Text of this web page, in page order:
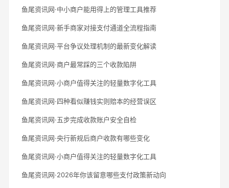
鱼尾资讯网·中小商户能用得上的管理工具推荐
鱼尾资讯网·新手商家对接支付通道全流程指南
鱼尾资讯网·平台争议处理机制的最新变化解读
鱼尾资讯网·商户最常踩的三个收款陷阱
鱼尾资讯网·小商户值得关注的轻量数字化工具
鱼尾资讯网·四种看似赚钱实则赔本的经营误区
鱼尾资讯网·五步完成收款账户安全自检
鱼尾资讯网·央行新规后商户收款有哪些变化
鱼尾资讯网·小商户值得关注的轻量数字化工具
鱼尾资讯网·2026年你该留意哪些支付政策新动向